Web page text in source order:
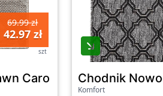
69.99 zł
42.97 zł
szt
Caro 100CmChodnik
Komfort